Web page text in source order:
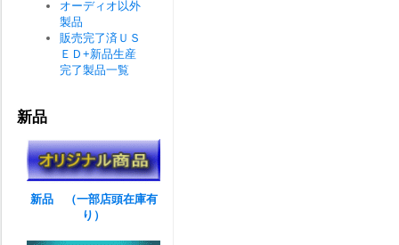
オーディオ以外
製品
販売完了済ＵＳ
ＥＤ+新品生産
完了製品一覧
新品
新品 （一部店頭在庫有
り）